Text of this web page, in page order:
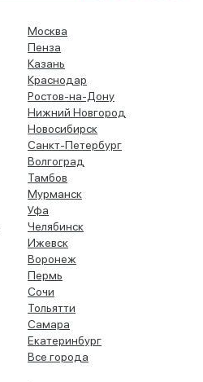
Москва
Пенза
Казань
Краснодар
Ростов-на-Дону
Нижний Новгород
Новосибирск
Санкт-Петербург
Волгоград
Тамбов
Мурманск
Уфа
Челябинск
Ижевск
Воронеж
Пермь
Сочи
Тольятти
Самара
Екатеринбург
Все города